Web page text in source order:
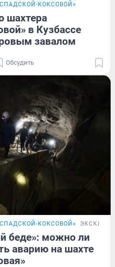
КОКСОВОЙ»
шахтера
в Кузбассе
завалом
Обсудить
КОКСОВОЙ»
беде»: можно ли
аварию на шахте